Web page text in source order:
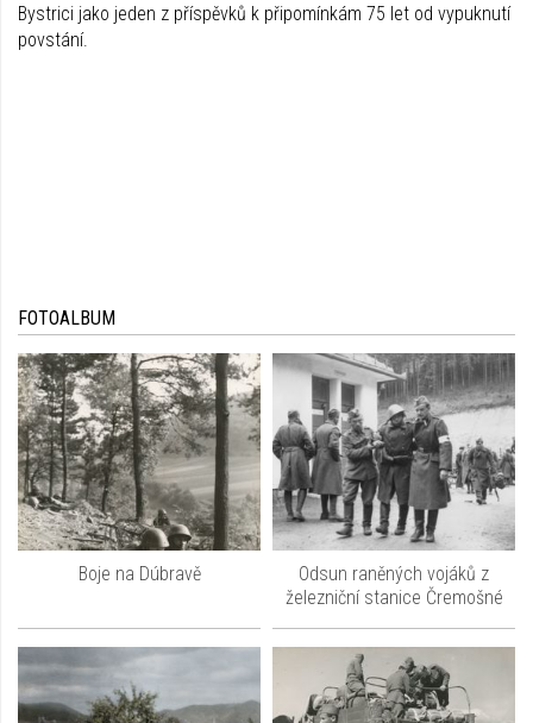
Bystrici jako jeden z příspěvků k připomínkám 75 let od vypuknutí
povstání.
FOTOALBUM
Boje na Dúbravě
Odsun raněných vojáků z
železniční stanice Čremošné